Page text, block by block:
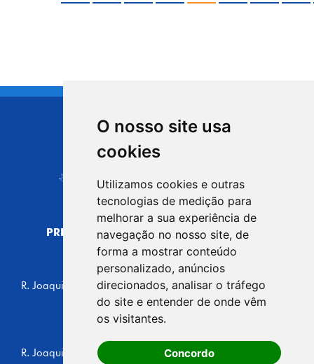
O nosso site usa
cookies
Utilizamos cookies e outras
tecnologias de medição para
melhorar a sua experiência de
navegação no nosso site, de
forma a mostrar conteúdo
personalizado, anúncios
direcionados, analisar o tráfego
do site e entender de onde vêm
os visitantes.
Concordo
CIDADE DE
Carapicuíba
PREFEITURA MUNICIPAL DE CARAPICUÍBA
CNPJ: 44.892.693/0001-40
CENTRO ADMINISTRATIVO
R. Joaquim das Neves, 211 - Vila Caldas, Carapicuíba/SP
CEP: 06310-030, Brasil
Telefone: 4164-5500
GABINETE DO PREFEITO
R. Joaquim das Neves, 205 - Vila Caldas, Carapicuíba/SP